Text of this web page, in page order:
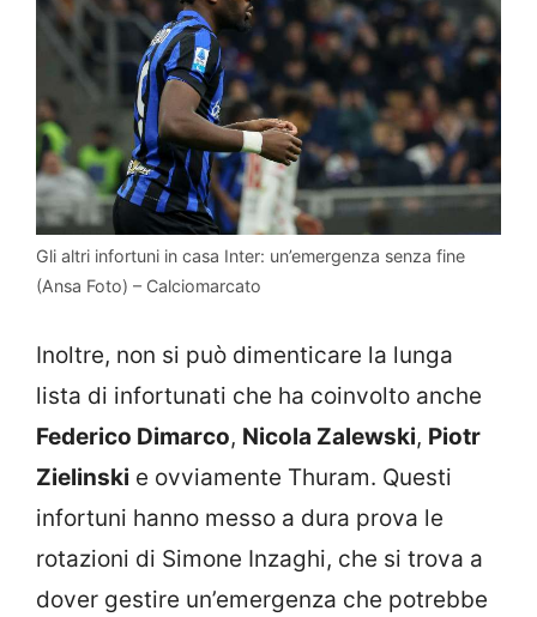
Gli altri infortuni in casa Inter: un’emergenza senza fine
(Ansa Foto) – Calciomarcato
Inoltre, non si può dimenticare la lunga
lista di infortunati che ha coinvolto anche
Federico Dimarco, Nicola Zalewski, Piotr
Zielinski e ovviamente Thuram. Questi
infortuni hanno messo a dura prova le
rotazioni di Simone Inzaghi, che si trova a
dover gestire un’emergenza che potrebbe